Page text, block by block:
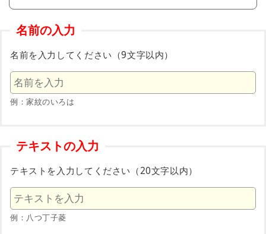
名前の入力
名前を入力してください（9文字以内）
例：家紋のいろは
テキストの入力
テキストを入力してください（20文字以内）
例：八つ丁子菱